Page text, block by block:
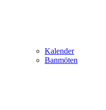
Kalender
Banmöten